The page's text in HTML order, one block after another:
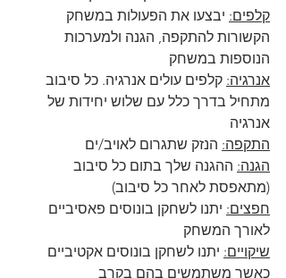
קלפים: יבצעו את הפעולות במשחק
הקשורות להתקפה, הגנה ולמערכות
הנוספות במשחק
אנרגיה: קלפים עולים אנרגיה. כל סיבוב
מתחיל בדרך כלל עם שלוש יחידות של
אנרגיה
התקפה: הנזק שתגרום לאויב/ים
הגנה: ההגנה שלך בתום כל סיבוב
(מתאפסת לאחר כל סיבוב)
חפצים: יתנו לשחקן בונוסים פאסיביים
לאורך המשחק
שיקויים: יתנו לשחקן בונוסים אקטיביים
כאשר משתמשים בהם בקרב